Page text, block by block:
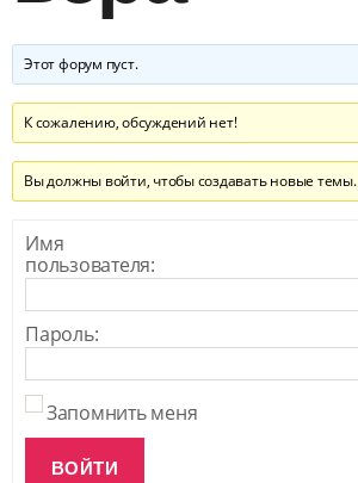
Этот форум пуст.
К сожалению, обсуждений нет!
Вы должны войти, чтобы создавать новые темы.
Имя
пользователя:
Пароль:
Запомнить меня
ВОЙТИ